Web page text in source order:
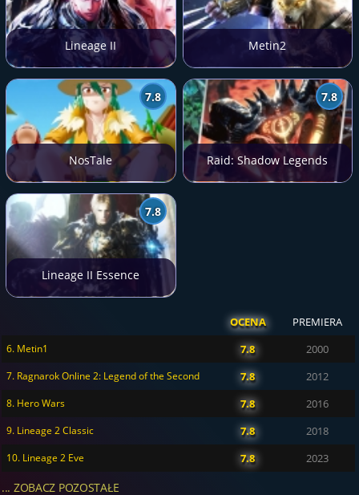
Lineage II Metin2
7.8
NosTale
7.8
Raid: Shadow Legends
7.8
Lineage II Essence
OCENA PREMIERA
6. Metin1 7.8 2000
7. Ragnarok Online 2: Legend of the Second 7.8 2012
8. Hero Wars 7.8 2016
9. Lineage 2 Classic 7.8 2018
10. Lineage 2 Eve 7.8 2023
... ZOBACZ POZOSTAŁE